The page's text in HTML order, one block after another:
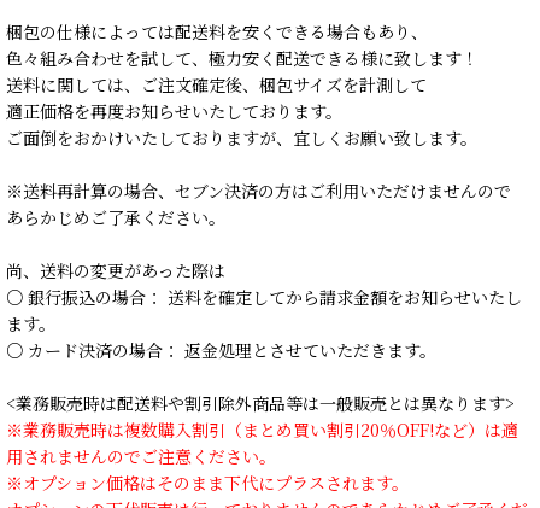
梱包の仕様によっては配送料を安くできる場合もあり、
色々組み合わせを試して、極力安く配送できる様に致します！
送料に関しては、ご注文確定後、梱包サイズを計測して
適正価格を再度お知らせいたしております。
ご面倒をおかけいたしておりますが、宜しくお願い致します。
※送料再計算の場合、セブン決済の方はご利用いただけませんので
あらかじめご了承ください。
尚、送料の変更があった際は
○ 銀行振込の場合： 送料を確定してから請求金額をお知らせいたし
ます。
○ カード決済の場合： 返金処理とさせていただきます。
<業務販売時は配送料や割引除外商品等は一般販売とは異なります>
※業務販売時は複数購入割引（まとめ買い割引20％OFF!など）は適
用されませんのでご注意ください。
※オプション価格はそのまま下代にプラスされます。